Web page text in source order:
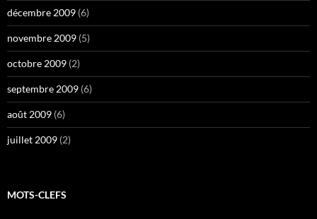
décembre 2009 (6)
novembre 2009 (5)
octobre 2009 (2)
septembre 2009 (6)
août 2009 (6)
juillet 2009 (2)
MOTS-CLEFS